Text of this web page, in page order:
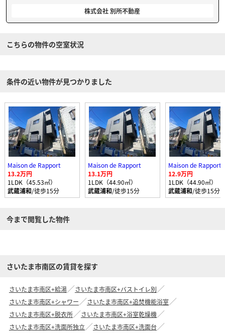
株式会社 別所不動産
こちらの物件の空室状況
条件の近い物件が見つかりました
Maison de Rapport
13.2万円
1LDK（45.53㎡）
武蔵浦和/徒歩15分
Maison de Rapport
13.1万円
1LDK（44.90㎡）
武蔵浦和/徒歩15分
Maison de Rapport
12.9万円
1LDK（44.90㎡）
武蔵浦和/徒歩15分
今まで閲覧した物件
さいたま市南区の賃貸を探す
さいたま市南区+給湯
さいたま市南区+バストイレ別
さいたま市南区+シャワー
さいたま市南区+追焚機能浴室
さいたま市南区+脱衣所
さいたま市南区+浴室乾燥機
さいたま市南区+洗面所独立
さいたま市南区+洗面台